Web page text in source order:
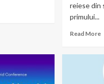
reiese din
primului...
Read More